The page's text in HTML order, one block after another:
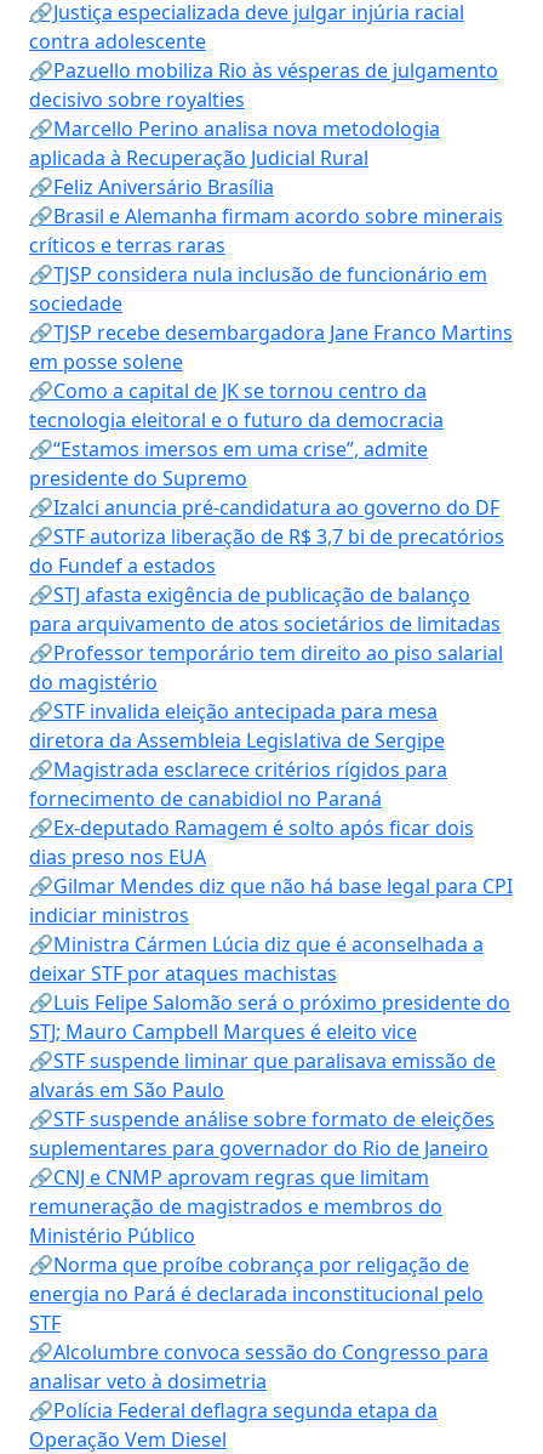
🔗Justiça especializada deve julgar injúria racial
contra adolescente
🔗Pazuello mobiliza Rio às vésperas de julgamento
decisivo sobre royalties
🔗Marcello Perino analisa nova metodologia
aplicada à Recuperação Judicial Rural
🔗Feliz Aniversário Brasília
🔗Brasil e Alemanha firmam acordo sobre minerais
críticos e terras raras
🔗TJSP considera nula inclusão de funcionário em
sociedade
🔗TJSP recebe desembargadora Jane Franco Martins
em posse solene
🔗Como a capital de JK se tornou centro da
tecnologia eleitoral e o futuro da democracia
🔗“Estamos imersos em uma crise”, admite
presidente do Supremo
🔗Izalci anuncia pré-candidatura ao governo do DF
🔗STF autoriza liberação de R$ 3,7 bi de precatórios
do Fundef a estados
🔗STJ afasta exigência de publicação de balanço
para arquivamento de atos societários de limitadas
🔗Professor temporário tem direito ao piso salarial
do magistério
🔗STF invalida eleição antecipada para mesa
diretora da Assembleia Legislativa de Sergipe
🔗Magistrada esclarece critérios rígidos para
fornecimento de canabidiol no Paraná
🔗Ex-deputado Ramagem é solto após ficar dois
dias preso nos EUA
🔗Gilmar Mendes diz que não há base legal para CPI
indiciar ministros
🔗Ministra Cármen Lúcia diz que é aconselhada a
deixar STF por ataques machistas
🔗Luis Felipe Salomão será o próximo presidente do
STJ; Mauro Campbell Marques é eleito vice
🔗STF suspende liminar que paralisava emissão de
alvarás em São Paulo
🔗STF suspende análise sobre formato de eleições
suplementares para governador do Rio de Janeiro
🔗CNJ e CNMP aprovam regras que limitam
remuneração de magistrados e membros do
Ministério Público
🔗Norma que proíbe cobrança por religação de
energia no Pará é declarada inconstitucional pelo
STF
🔗Alcolumbre convoca sessão do Congresso para
analisar veto à dosimetria
🔗Polícia Federal deflagra segunda etapa da
Operação Vem Diesel